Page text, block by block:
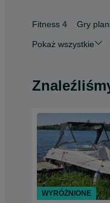
Fitness 4 Gry
Pokaż wszystkie
WYRÓŻNIONE